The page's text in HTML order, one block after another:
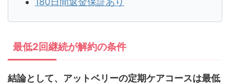
最低2回継続が解約の条件
結論として、アットベリーの定期ケアコースは最低